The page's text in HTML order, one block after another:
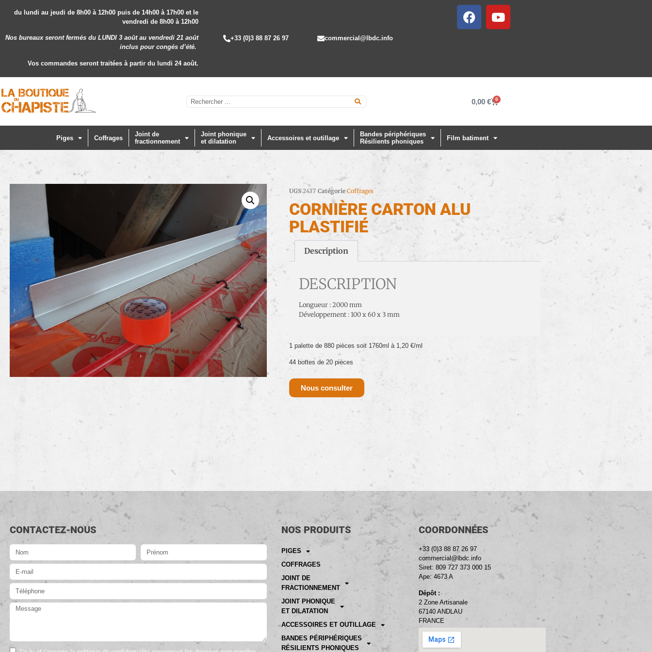
du lundi au jeudi de 8h00 à 12h00 puis de 14h00 à 17h00 et le
vendredi de 8h00 à 12h00
Nos bureaux seront fermés du LUNDI 3 août au vendredi 21 août
inclus pour congés d’été.
Vos commandes seront traitées à partir du lundi 24 août.
+33 (0)3 88 87 26 97 commercial@lbdc.info
0,00€ 0
Piges Coffrages
Joint de
fractionnement
Joint phonique
et dilatation
Accessoires et outillage
Bandes périphériques
Résilients phoniques
Film batiment
UGS2437 Catégorie Coffrages
CORNIÈRE CARTON ALU
PLASTIFIÉ
Description
DESCRIPTION
Longueur : 2000 mm
Développement : 100 x 60 x 3 mm
1 palette de 880 pièces soit 1760ml à 1,20 €/ml
44 bottes de 20 pièces
Nous consulter
CONTACTEZ-NOUS NOS PRODUITS
PIGES
COFFRAGES
JOINT DE
FRACTIONNEMENT
JOINT PHONIQUE
ET DILATATION
ACCESSOIRES ET OUTILLAGE
BANDES PÉRIPHÉRIQUES
RÉSILIENTS PHONIQUES
COORDONNÉES
+33 (0)3 88 87 26 97
commercial@lbdc.info
Siret: 809 727 373 000 15
Ape: 4673 A
Dépôt :
2 Zone Artisanale
67140 ANDLAU
FRANCE